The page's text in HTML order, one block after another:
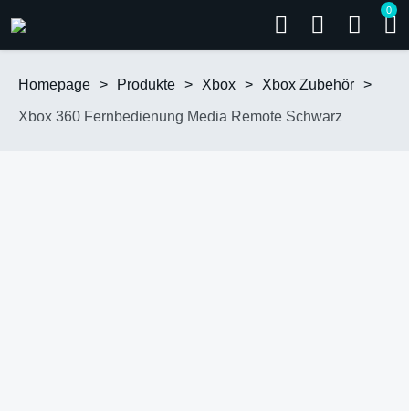
0
Homepage > Produkte > Xbox > Xbox Zubehör >
Xbox 360 Fernbedienung Media Remote Schwarz